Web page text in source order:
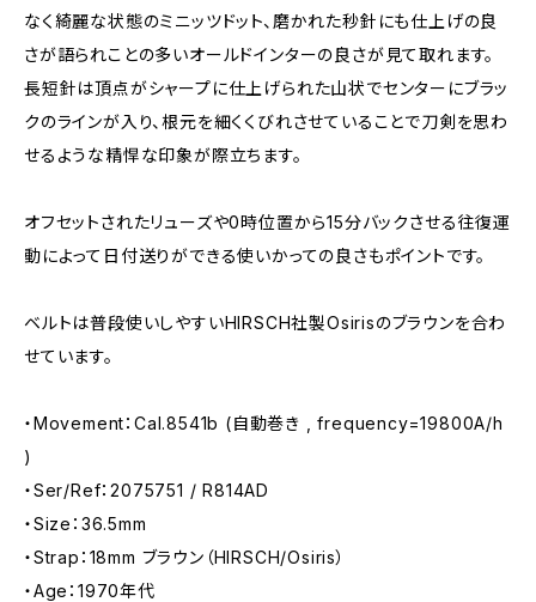
なく綺麗な状態のミニッツドット、磨かれた秒針にも仕上げの良
さが語られことの多いオールドインターの良さが見て取れます。
長短針は頂点がシャープに仕上げられた山状でセンターにブラッ
クのラインが入り、根元を細くくびれさせていることで刀剣を思わ
せるような精悍な印象が際立ちます。
オフセットされたリューズや0時位置から15分バックさせる往復運
動によって日付送りができる使いかっての良さもポイントです。
ベルトは普段使いしやすいHIRSCH社製Osirisのブラウンを合わ
せています。
・Movement：Cal.8541b (自動巻き , frequency=19800A/h
)
・Ser/Ref：2075751 / R814AD
・Size：36.5mm
・Strap：18mm ブラウン（HIRSCH/Osiris）
・Age：1970年代